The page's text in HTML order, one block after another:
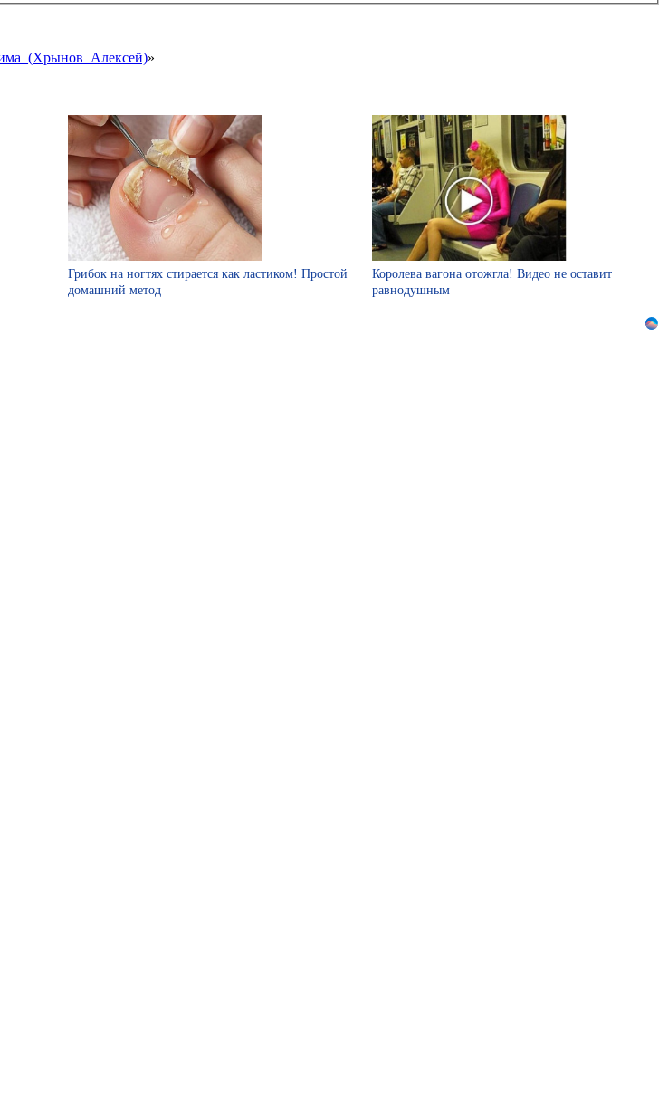
»
Грибок на ногтях стирается как ластиком! Простой
домашний метод
Королева вагона отожгла! Видео не оставит
равнодушным